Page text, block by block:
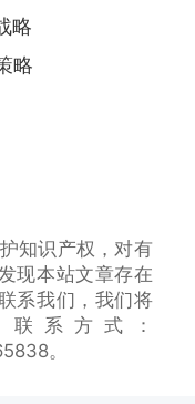
略
略
知识产权，对有
现本站文章存在
系我们，我们将
系方式：
。